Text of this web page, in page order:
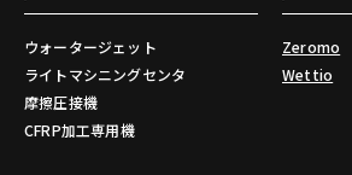
ウォータージェット
ライトマシニングセンタ
摩擦圧接機
CFRP加工専用機
Zeromo
Wettio